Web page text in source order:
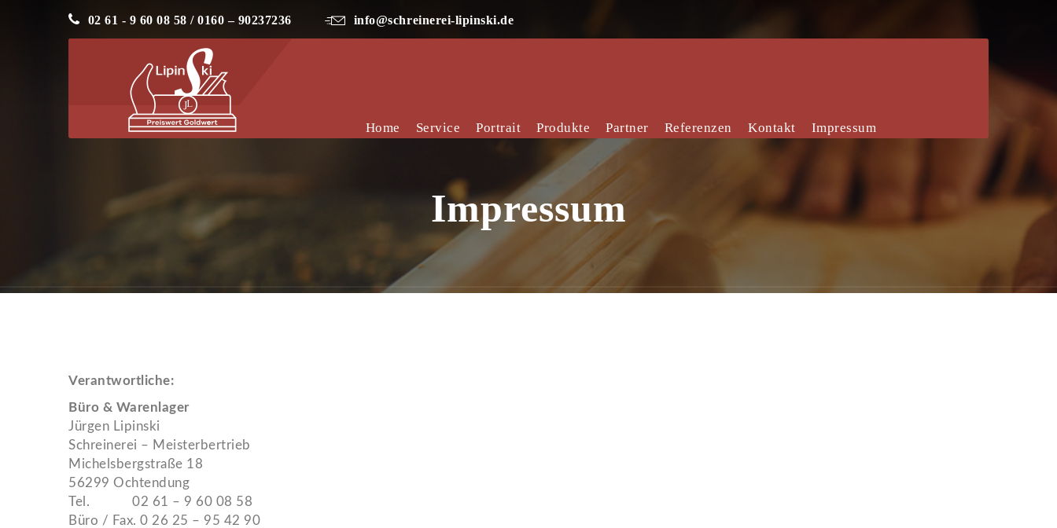
02 61 - 9 60 08 58 / 0160 – 90237236 info@schreinerei-lipinski.de
Home Service Portrait Produkte Partner Referenzen Kontakt Impressum
Impressum
Verantwortliche:
Büro & Warenlager
Jürgen Lipinski
Schreinerei – Meisterbertrieb
Michelsbergstraße 18
56299 Ochtendung
Tel. 02 61 – 9 60 08 58
Büro / Fax. 0 26 25 – 95 42 90